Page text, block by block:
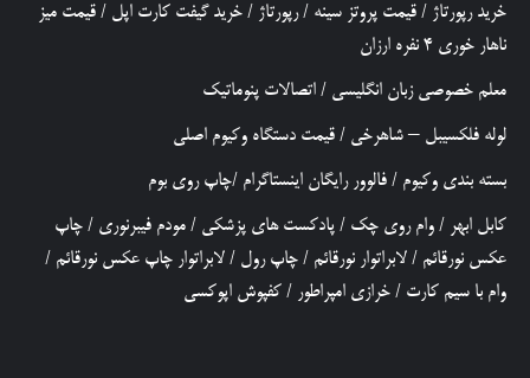
خرید رپورتاژ / قیمت پروتز سینه /رپورتاژ / خرید گیفت کارت اپل / قیمت میز
ناهار خوری 4 نفره ارزان
معلم خصوصی زبان انگلیسی / اتصالات پنوماتیک
لوله فلکسیبل – شاهرخی / قیمت دستگاه وکیوم اصلی
بسته بندی وکیوم / فالوور رایگان اینستاگرام /چاپ روی بوم
کابل ابهر / وام روی چک / پادکست های پزشکی / مودم فیبرنوری / چاپ
عکس نورقائم / لابراتوار نورقائم / چاپ رول / لابراتوار چاپ عکس نورقائم /
وام با سیم کارت / خرازی امپراطور / کفپوش اپوکسی